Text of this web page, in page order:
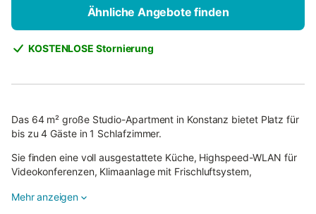
Ähnliche Angebote finden
KOSTENLOSE Stornierung
Das 64 m² große Studio-Apartment in Konstanz bietet Platz für
bis zu 4 Gäste in 1 Schlafzimmer.
Sie finden eine voll ausgestattete Küche, Highspeed-WLAN für
Videokonferenzen, Klimaanlage mit Frischluftsystem,
einen eigenen Arbeitsplatz vor. Für Familien stehen 1 Babybett,
Mehr anzeigen